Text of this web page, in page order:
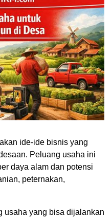
ide-ide bisnis yang
Peluang usaha ini
daya alam dan potensi
peternakan,
usaha yang bisa dijalankan